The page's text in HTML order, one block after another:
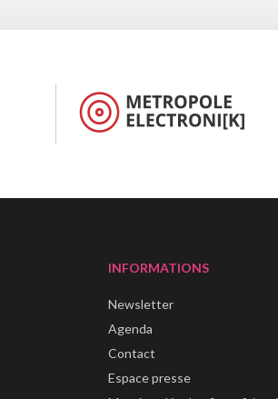
INFORMATIONS
Newsletter
Agenda
Contact
Espace presse